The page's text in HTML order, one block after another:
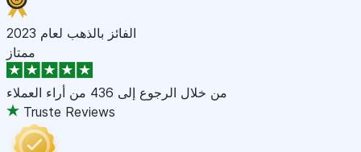
الفائز بالذهب لعام 2023
ممتاز
من خلال الرجوع إلى 436 من أراء العملاء
Truste Reviews